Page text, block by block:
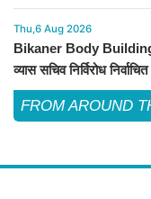
Thu,6 Aug 2026
Bikaner Body Building
व्यास सचिव निर्विरोध निर्वाचित
FROM AROUND